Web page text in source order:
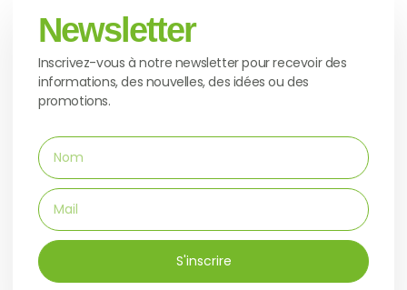
Newsletter
Inscrivez-vous à notre newsletter pour recevoir des
informations, des nouvelles, des idées ou des
promotions.
S'inscrire